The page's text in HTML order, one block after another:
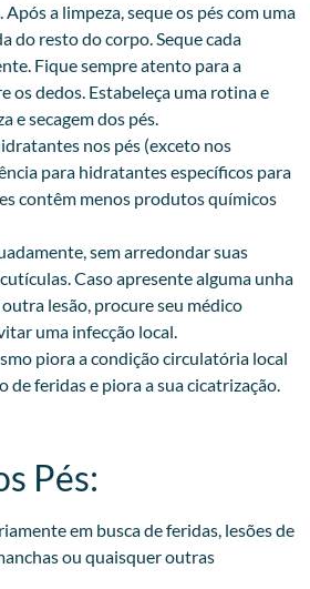
a limpeza, seque os pés com uma
do resto do corpo. Seque cada
Fique sempre atento para a
os dedos. Estabeleça uma rotina e
e secagem dos pés.
nos pés (exceto nos
para hidratantes específicos para
contêm menos produtos químicos
sem arredondar suas
Caso apresente alguma unha
lesão, procure seu médico
uma infecção local.
piora a condição circulatória local
de feridas e piora a sua cicatrização.
Pés:​
em busca de feridas, lesões de
ou quaisquer outras